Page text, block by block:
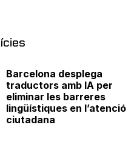
Barcelona desplega
traductors amb IA per
eliminar les barreres
lingüístiques en l’atenció
ciutadana